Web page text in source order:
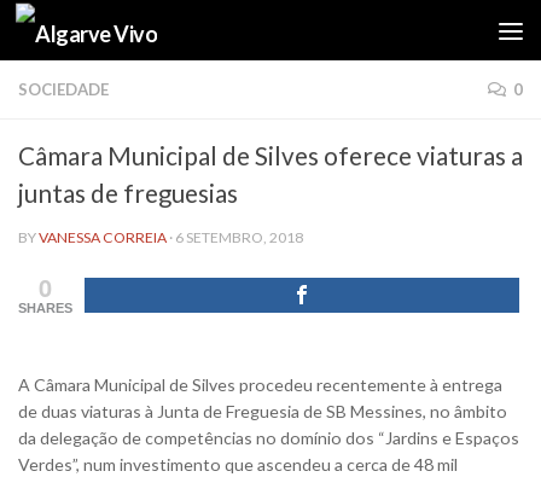
Skip to content
SOCIEDADE 0
Câmara Municipal de Silves oferece viaturas a
juntas de freguesias
BYVANESSA CORREIA · 6 SETEMBRO, 2018
0
SHARES
A Câmara Municipal de Silves procedeu recentemente à entrega
de duas viaturas à Junta de Freguesia de SB Messines, no âmbito
da delegação de competências no domínio dos “Jardins e Espaços
Verdes”, num investimento que ascendeu a cerca de 48 mil